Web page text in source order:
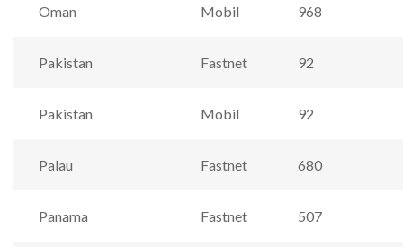
Oman Mobil 968
Pakistan Fastnet 92
Pakistan Mobil 92
Palau Fastnet 680
Panama Fastnet 507